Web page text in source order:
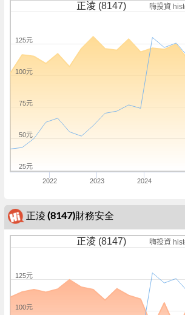
正淩 (8147) 嗨投資
2022 2023 2024
25元
50元
75元
100元
125元
正淩 (8147)財務安全
正淩 (8147) 嗨投資
100元
125元